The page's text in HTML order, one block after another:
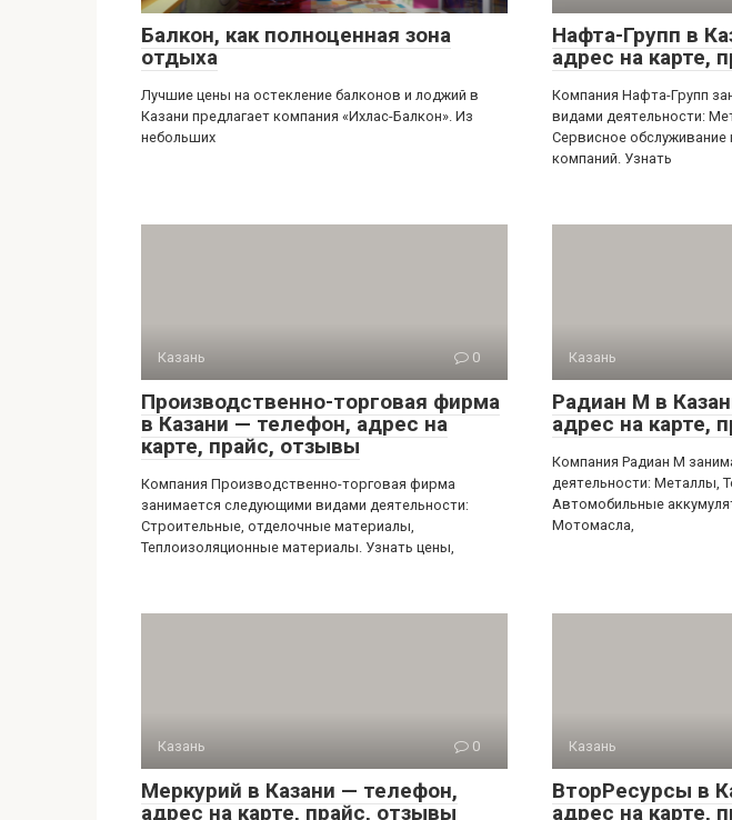
Балкон, как полноценная зона
отдыха
Лучшие цены на остекление балконов и лоджий в
Казани предлагает компания «Ихлас-Балкон». Из
небольших
Нафта-Групп в
адрес на карте,
Компания Нафта-Групп
видами деятельности:
Сервисное
компаний. Узнать
Казань 0
Производственно-торговая фирма
в Казани — телефон, адрес на
карте, прайс, отзывы
Компания Производственно-торговая фирма
занимается следующими видами деятельности:
Строительные, отделочные материалы,
Теплоизоляционные материалы. Узнать цены,
Казань
Радиан М в
адрес на карте,
Компания Радиан М
деятельности: Металлы,
Автомобильные
Мотомасла,
Казань 0
Меркурий в Казани — телефон,
адрес на карте, прайс, отзывы
Казань
ВторРесурсы в
адрес на карте,